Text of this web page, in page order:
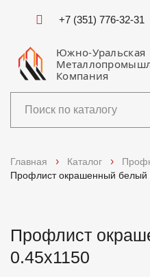
+7 (351) 776-32-31
Южно-Уральская
Компания
Доставка и оплата
Главная Каталог
Профлист окрашенный белый
Профлист
0.45x1150